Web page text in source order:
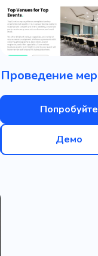
Попробуйте
Демо